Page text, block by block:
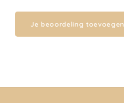
Je beoordeling toevoegen